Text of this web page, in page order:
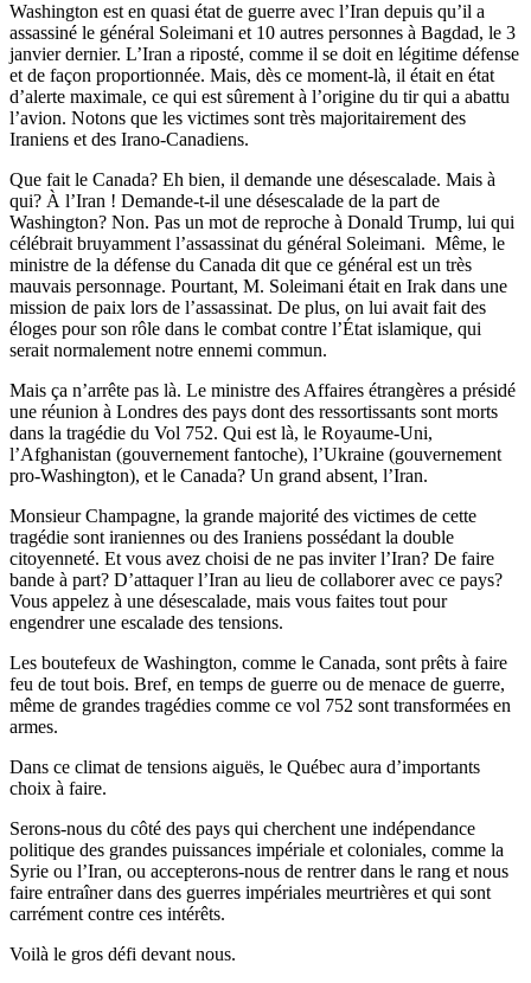
Washington est en quasi état de guerre avec l’Iran depuis qu’il a
assassiné le général Soleimani et 10 autres personnes à Bagdad, le 3
janvier dernier. L’Iran a riposté, comme il se doit en légitime défense
et de façon proportionnée. Mais, dès ce moment-là, il était en état
d’alerte maximale, ce qui est sûrement à l’origine du tir qui a abattu
l’avion. Notons que les victimes sont très majoritairement des
Iraniens et des Irano-Canadiens.
Que fait le Canada? Eh bien, il demande une désescalade. Mais à
qui? À l’Iran ! Demande-t-il une désescalade de la part de
Washington? Non. Pas un mot de reproche à Donald Trump, lui qui
célébrait bruyamment l’assassinat du général Soleimani. Même, le
ministre de la défense du Canada dit que ce général est un très
mauvais personnage. Pourtant, M. Soleimani était en Irak dans une
mission de paix lors de l’assassinat. De plus, on lui avait fait des
éloges pour son rôle dans le combat contre l’État islamique, qui
serait normalement notre ennemi commun.
Mais ça n’arrête pas là. Le ministre des Affaires étrangères a présidé
une réunion à Londres des pays dont des ressortissants sont morts
dans la tragédie du Vol 752. Qui est là, le Royaume-Uni,
l’Afghanistan (gouvernement fantoche), l’Ukraine (gouvernement
pro-Washington), et le Canada? Un grand absent, l’Iran.
Monsieur Champagne, la grande majorité des victimes de cette
tragédie sont iraniennes ou des Iraniens possédant la double
citoyenneté. Et vous avez choisi de ne pas inviter l’Iran? De faire
bande à part? D’attaquer l’Iran au lieu de collaborer avec ce pays?
Vous appelez à une désescalade, mais vous faites tout pour
engendrer une escalade des tensions.
Les boutefeux de Washington, comme le Canada, sont prêts à faire
feu de tout bois. Bref, en temps de guerre ou de menace de guerre,
même de grandes tragédies comme ce vol 752 sont transformées en
armes.
Dans ce climat de tensions aiguës, le Québec aura d’importants
choix à faire.
Serons-nous du côté des pays qui cherchent une indépendance
politique des grandes puissances impériale et coloniales, comme la
Syrie ou l’Iran, ou accepterons-nous de rentrer dans le rang et nous
faire entraîner dans des guerres impériales meurtrières et qui sont
carrément contre ces intérêts.
Voilà le gros défi devant nous.